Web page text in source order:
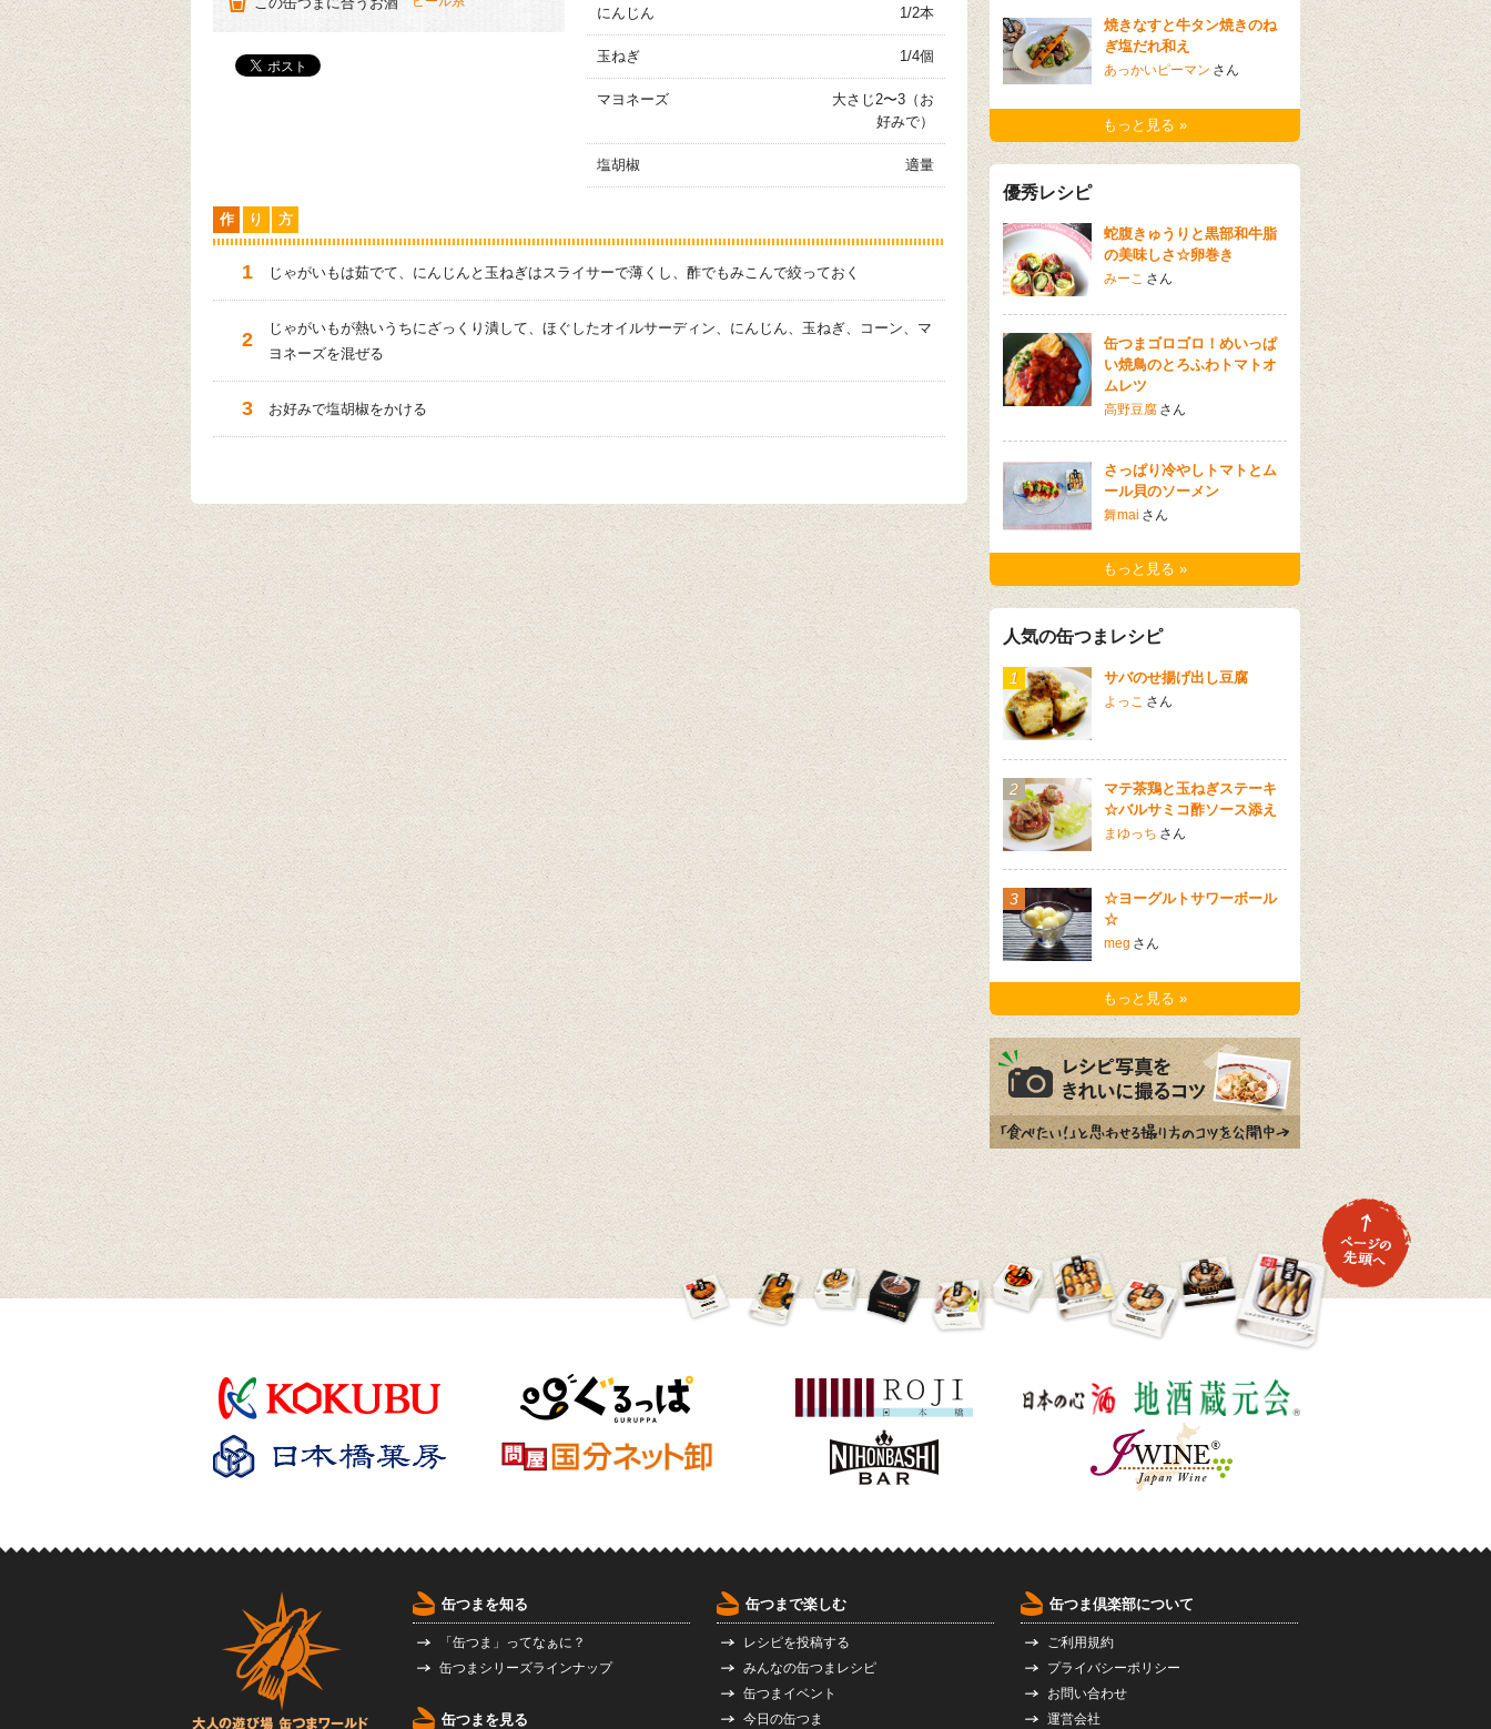
にんじん 1/2本
玉ねぎ 1/4個
マヨネーズ
大さじ2〜3（お
好みで）
塩胡椒 適量
作 り 方
じゃがいもは茹でて、にんじんと玉ねぎはスライサーで薄くし、酢でもみこんで絞っておく
じゃがいもが熱いうちにざっくり潰して、ほぐしたオイルサーディン、にんじん、玉ねぎ、コーン、マ
ヨネーズを混ぜる
お好みで塩胡椒をかける
焼きなすと牛タン焼きのね
ぎ塩だれ和え
あっかいピーマン さん
もっと見る »
優秀レシピ
蛇腹きゅうりと黒部和牛脂
の美味しさ☆卵巻き
みーこ さん
缶つまゴロゴロ！めいっぱ
い焼鳥のとろふわトマトオ
ムレツ
高野豆腐 さん
さっぱり冷やしトマトとム
ール貝のソーメン
舞mai さん
もっと見る »
人気の缶つまレシピ
1 サバのせ揚げ出し豆腐
よっこ さん
2
マテ茶鶏と玉ねぎステーキ
☆バルサミコ酢ソース添え
まゆっち さん
3
☆ヨーグルトサワーボール
☆
meg さん
もっと見る »
缶つまを知る
「缶つま」ってなぁに？
缶つまシリーズラインナップ
缶つまを見る
缶つまで楽しむ
レシピを投稿する
みんなの缶つまレシピ
缶つまイベント
今日の缶つま
缶つま倶楽部について
ご利用規約
プライバシーポリシー
お問い合わせ
運営会社